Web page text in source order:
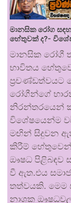
මානසික රෝග
හේතුවක් ද?-
මානසික රෝගී
භාවිතය
ප්‍රචණ්ඩත්වයට
රෝගීන්ගේ
නිරන්තරයෙන්
විශේෂයෙන්ම
මඟින් සිදුවන
කිරීම්
ඖෂධ පිළිබඳව
වී ඇත.එය
තත්වයකි. මෙම
නාශක ඖෂධවල